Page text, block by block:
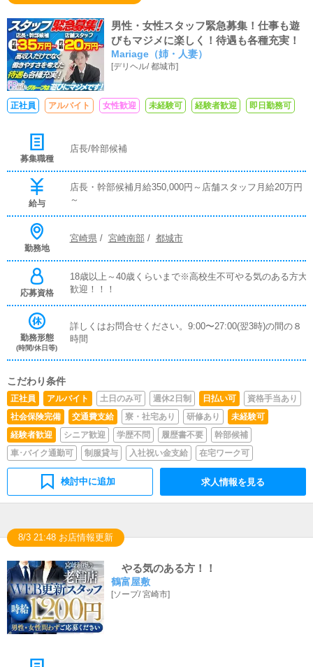
男性・女性スタッフ緊急募集！仕事も遊
びもマジメに楽しく！待遇も各種充実！
Mariage（姉・人妻）
[デリヘル/都城市]
正社員 アルバイト 女性歓迎 未経験可 経験者歓迎 即日勤務可
募集職種
店長/幹部候補
給与
店長・幹部候補月給350,000円～店舗スタッフ月給20万円
～
勤務地
宮崎県/ 宮崎南部/ 都城市
応募資格
18歳以上～40歳くらいまで※高校生不可やる気のある方大
歓迎！！！
勤務形態
(時間/休日等)
詳しくはお問合せください。9:00〜27:00(翌3時)の間の８
時間
こだわり条件
正社員 アルバイト 土日のみ可 週休2日制 日払い可
資格手当あり
社会保険完備
交通費支給 寮・社宅あり 研修あり
未経験可
経験者歓迎
シニア歓迎 学歴不問 履歴書不要
幹部候補
車･バイク通勤可
制服貸与 入社祝い金支給 在宅ワーク可
検討中に追加 求人情報を見る
8/3 21:48 お店情報更新
やる気のある方！！
鶴富屋敷
[ソープ/宮崎市]